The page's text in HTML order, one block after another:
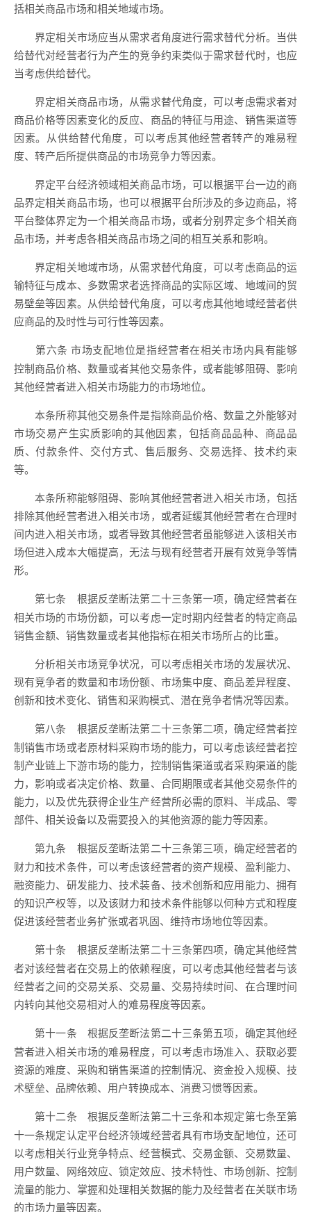
括相关商品市场和相关地域市场。
界定相关市场应当从需求者角度进行需求替代分析。当供
给替代对经营者行为产生的竞争约束类似于需求替代时，也应
当考虑供给替代。
界定相关商品市场，从需求替代角度，可以考虑需求者对
商品价格等因素变化的反应、商品的特征与用途、销售渠道等
因素。从供给替代角度，可以考虑其他经营者转产的难易程
度、转产后所提供商品的市场竞争力等因素。
界定平台经济领域相关商品市场，可以根据平台一边的商
品界定相关商品市场，也可以根据平台所涉及的多边商品，将
平台整体界定为一个相关商品市场，或者分别界定多个相关商
品市场，并考虑各相关商品市场之间的相互关系和影响。
界定相关地域市场，从需求替代角度，可以考虑商品的运
输特征与成本、多数需求者选择商品的实际区域、地域间的贸
易壁垒等因素。从供给替代角度，可以考虑其他地域经营者供
应商品的及时性与可行性等因素。
第六条市场支配地位是指经营者在相关市场内具有能够
控制商品价格、数量或者其他交易条件，或者能够阻碍、影响
其他经营者进入相关市场能力的市场地位。
本条所称其他交易条件是指除商品价格、数量之外能够对
市场交易产生实质影响的其他因素，包括商品品种、商品品
质、付款条件、交付方式、售后服务、交易选择、技术约束
等。
本条所称能够阻碍、影响其他经营者进入相关市场，包括
排除其他经营者进入相关市场，或者延缓其他经营者在合理时
间内进入相关市场，或者导致其他经营者虽能够进入该相关市
场但进入成本大幅提高，无法与现有经营者开展有效竞争等情
形。
第七条 根据反垄断法第二十三条第一项，确定经营者在
相关市场的市场份额，可以考虑一定时期内经营者的特定商品
销售金额、销售数量或者其他指标在相关市场所占的比重。
分析相关市场竞争状况，可以考虑相关市场的发展状况、
现有竞争者的数量和市场份额、市场集中度、商品差异程度、
创新和技术变化、销售和采购模式、潜在竞争者情况等因素。
第八条 根据反垄断法第二十三条第二项，确定经营者控
制销售市场或者原材料采购市场的能力，可以考虑该经营者控
制产业链上下游市场的能力，控制销售渠道或者采购渠道的能
力，影响或者决定价格、数量、合同期限或者其他交易条件的
能力，以及优先获得企业生产经营所必需的原料、半成品、零
部件、相关设备以及需要投入的其他资源的能力等因素。
第九条 根据反垄断法第二十三条第三项，确定经营者的
财力和技术条件，可以考虑该经营者的资产规模、盈利能力、
融资能力、研发能力、技术装备、技术创新和应用能力、拥有
的知识产权等，以及该财力和技术条件能够以何种方式和程度
促进该经营者业务扩张或者巩固、维持市场地位等因素。
第十条 根据反垄断法第二十三条第四项，确定其他经营
者对该经营者在交易上的依赖程度，可以考虑其他经营者与该
经营者之间的交易关系、交易量、交易持续时间、在合理时间
内转向其他交易相对人的难易程度等因素。
第十一条 根据反垄断法第二十三条第五项，确定其他经
营者进入相关市场的难易程度，可以考虑市场准入、获取必要
资源的难度、采购和销售渠道的控制情况、资金投入规模、技
术壁垒、品牌依赖、用户转换成本、消费习惯等因素。
第十二条 根据反垄断法第二十三条和本规定第七条至第
十一条规定认定平台经济领域经营者具有市场支配地位，还可
以考虑相关行业竞争特点、经营模式、交易金额、交易数量、
用户数量、网络效应、锁定效应、技术特性、市场创新、控制
流量的能力、掌握和处理相关数据的能力及经营者在关联市场
的市场力量等因素。